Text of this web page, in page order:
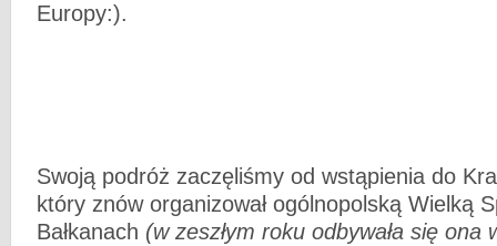
Europy:).
Swoją podróż zaczęliśmy od wstąpienia do
który znów organizował ogólnopolską Wielką
Bałkanach (w zeszłym roku odbywała się